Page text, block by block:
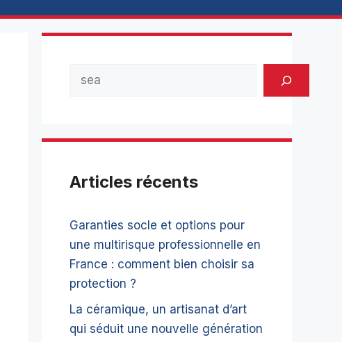
Articles récents
Garanties socle et options pour
une multirisque professionnelle en
France : comment bien choisir sa
protection ?
La céramique, un artisanat d’art
qui séduit une nouvelle génération